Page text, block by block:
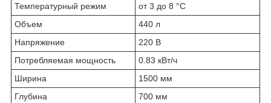
Температурный режим
от 3 до 8 °С
Объем
440 л
Напряжение
220 В
Потребляемая мощность
0.83 кВт/ч
Ширина
1500 мм
Глубина
700 мм